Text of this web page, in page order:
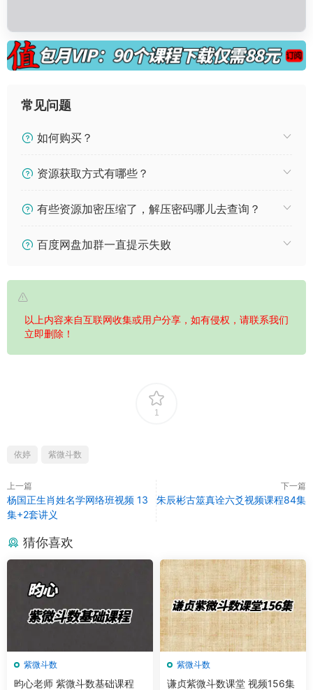
常见问题
如何购买？
资源获取方式有哪些？
有些资源加密压缩了，解压密码哪儿去查询？
百度网盘加群一直提示失败
以上内容来自互联网收集或用户分享，如有侵权，请联系我们
立即删除！
1
依婷 紫微斗数
上一篇
杨国正生肖姓名学网络班视频 13
集+2套讲义
下一篇
朱辰彬古筮真诠六爻视频课程84集
猜你喜欢
紫微斗数
昀心老师 紫微斗数基础课程
紫微斗数
谦贞紫微斗数课堂 视频156集